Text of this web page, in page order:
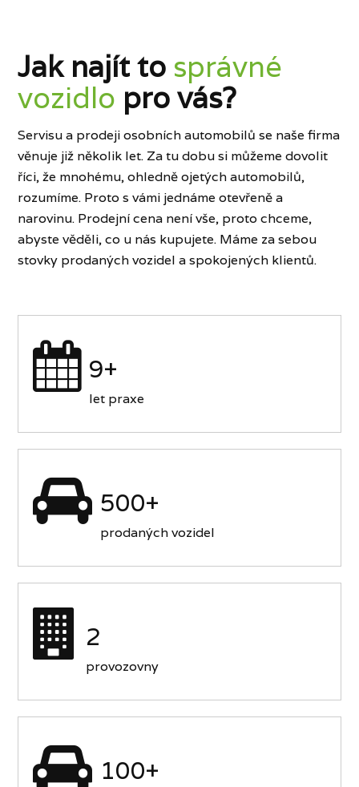
Jak najít to správné
vozidlo pro vás?
Servisu a prodeji osobních automobilů se naše firma
věnuje již několik let. Za tu dobu si můžeme dovolit
říci, že mnohému, ohledně ojetých automobilů,
rozumíme. Proto s vámi jednáme otevřeně a
narovinu. Prodejní cena není vše, proto chceme,
abyste věděli, co u nás kupujete. Máme za sebou
stovky prodaných vozidel a spokojených klientů.
9+
let praxe
500+
prodaných vozidel
2
provozovny
100+